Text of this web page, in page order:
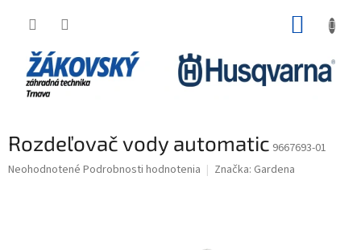
Rozdeľovač vody automatic 9667693-01
Priemerné hodnotenie produktu je 0,0 z 5 hviezdičiek.
Neohodnotené Podrobnosti hodnotenia Značka: Gardena